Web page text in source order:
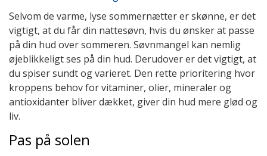
Selvom de varme, lyse sommernætter er skønne, er det
vigtigt, at du får din nattesøvn, hvis du ønsker at passe
på din hud over sommeren. Søvnmangel kan nemlig
øjeblikkeligt ses på din hud. Derudover er det vigtigt, at
du spiser sundt og varieret. Den rette prioritering hvor
kroppens behov for vitaminer, olier, mineraler og
antioxidanter bliver dækket, giver din hud mere glød og
liv.
Pas på solen